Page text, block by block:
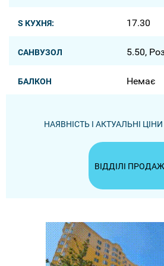
S КУХНЯ: 17.30
САНВУЗОЛ 5.50,
БАЛКОН Немає
НАЯВНІСТЬ І АКТУАЛЬНІ
ВІДДІЛІ